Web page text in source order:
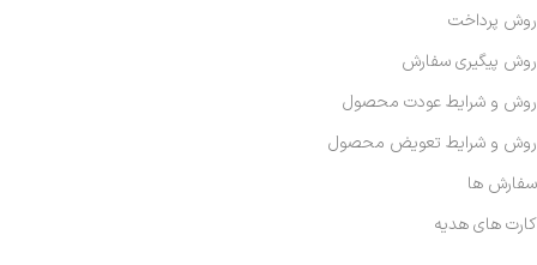
روش پرداخت
روش پیگیری سفارش
روش و شرایط عودت محصول
روش و شرایط تعویض محصول
سفارش ها
کارت های هدیه